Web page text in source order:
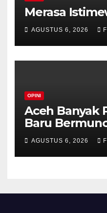
Merasa
AGUSTUS 6, 2026
OPINI
Aceh Banyak
Baru
Penang Tetap
Pilihan?
AGUSTUS 6, 2026